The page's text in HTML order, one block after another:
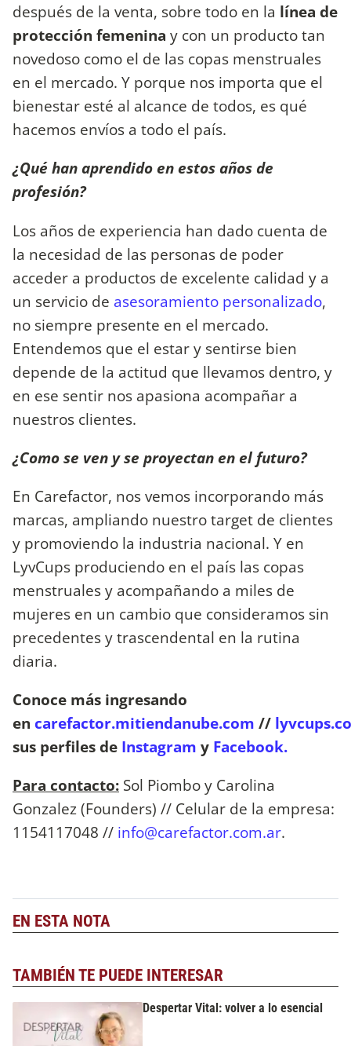
después de la venta, sobre todo en la línea de
protección femenina y con un producto tan
novedoso como el de las copas menstruales
en el mercado. Y porque nos importa que el
bienestar esté al alcance de todos, es qué
hacemos envíos a todo el país.
¿Qué han aprendido en estos años de
profesión?
Los años de experiencia han dado cuenta de
la necesidad de las personas de poder
acceder a productos de excelente calidad y a
un servicio de asesoramiento personalizado,
no siempre presente en el mercado.
Entendemos que el estar y sentirse bien
depende de la actitud que llevamos dentro, y
en ese sentir nos apasiona acompañar a
nuestros clientes.
¿Como se ven y se proyectan en el futuro?
En Carefactor, nos vemos incorporando más
marcas, ampliando nuestro target de clientes
y promoviendo la industria nacional. Y en
LyvCups produciendo en el país las copas
menstruales y acompañando a miles de
mujeres en un cambio que consideramos sin
precedentes y trascendental en la rutina
diaria.
Conoce más ingresando
en carefactor.mitiendanube.com //
sus perfiles de Instagram y Facebook.
Para contacto: Sol Piombo y Carolina
Gonzalez (Founders) // Celular de la empresa:
1154117048 // info@carefactor.com.ar.
EN ESTA NOTA
TAMBIÉN TE PUEDE INTERESAR
Despertar Vital: volver a lo esencial